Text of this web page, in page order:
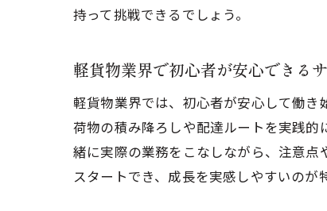
持って挑戦できるでしょう。
軽貨物業界で初心者が安心できる
軽貨物業界では、初心者が安心して働
荷物の積み降ろしや配達ルートを実践
緒に実際の業務をこなしながら、注意
スタートでき、成長を実感しやすいのが